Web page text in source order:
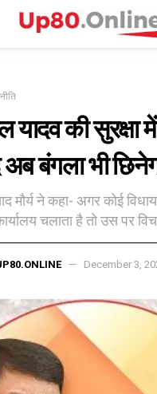
यादव की सुरक्षा
बंगला भी
मौर्य ने कहा- अगर कोई
चलाता है तो उस पर
December 3,